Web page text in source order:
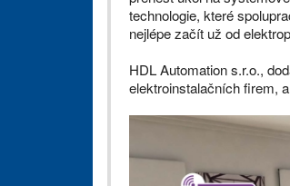
technologie, které
nejlépe začít už od
HDL Automation s.r.o.,
elektroinstalačních firem,